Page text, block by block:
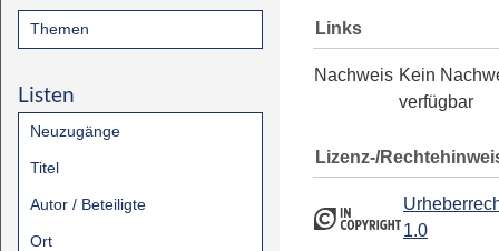
Themen
Listen
Neuzugänge
Titel
Autor / Beteiligte
Ort
Links
Nachweis Kein
verfügbar
Lizenz-/
1.0